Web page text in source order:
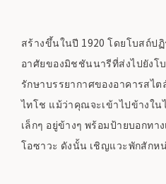
สร้างขึ้นในปี 1920 โดยโบสถ์ป
อาศัยของมิชชันนารีที่ส่งไปยังโ
รักษาบรรยากาศของอาคารสไ
ไทโช แม้ว่าคุณจะเข้าไปข้างใ
เล็กๆ อยู่ข้างๆ พร้อมป้ายบอกทา
โอซาวะ ดังนั้น เชิญแวะพักสักห